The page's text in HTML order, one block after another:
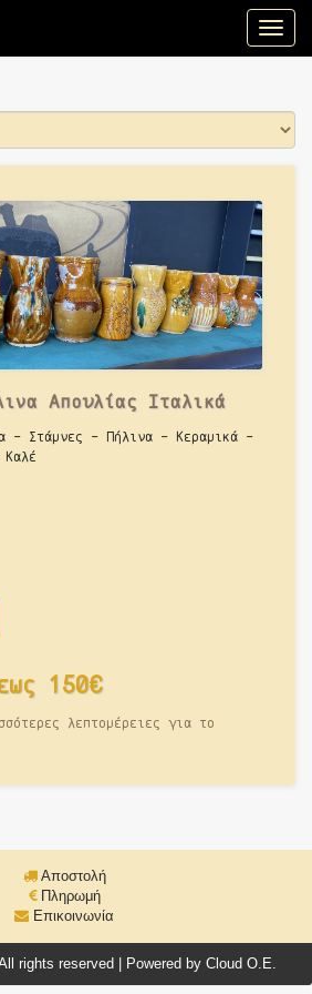
Toggle
Απουλίας Ιταλικά
- Στάμνες - Πήλινα - Κεραμικά -
150€
λεπτομέρειες για το
Αποστολή
Πληρωμή
Επικοινωνία
rights reserved | Powered by Cloud O.E.